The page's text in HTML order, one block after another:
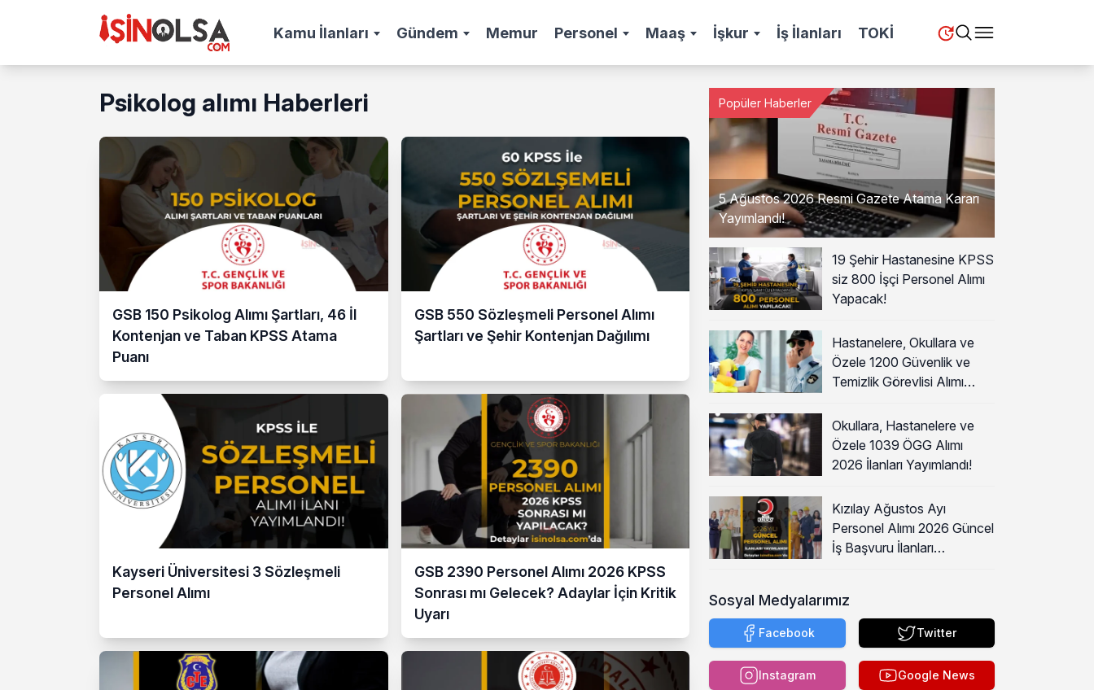
Kamu İlanları Gündem Memur Personel Maaş İşkur İş İlanları TOKİ
Psikolog alımı Haberleri
GSB 150 Psikolog Alımı Şartları, 46 İl
Kontenjan ve Taban KPSS Atama
Puanı
GSB 550 Sözleşmeli Personel Alımı
Şartları ve Şehir Kontenjan Dağılımı
Kayseri Üniversitesi 3 Sözleşmeli
Personel Alımı
GSB 2390 Personel Alımı 2026 KPSS
Sonrası mı Gelecek? Adaylar İçin Kritik
Uyarı
5 Ağustos 2026 Resmi Gazete Atama Kararı
Yayımlandı!
Popüler Haberler
19 Şehir Hastanesine KPSS
siz 800 İşçi Personel Alımı
Yapacak!
Hastanelere, Okullara ve
Özele 1200 Güvenlik ve
Temizlik Görevlisi Alımı
Okullara, Hastanelere ve
Özele 1039 ÖGG Alımı
2026 İlanları Yayımlandı!
Kızılay Ağustos Ayı
Personel Alımı 2026 Güncel
İş Başvuru İlanları
Sosyal Medyalarımız
Facebook Twitter
Instagram Google News